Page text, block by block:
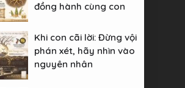
đồng hành cùng con
Khi con cãi lời: Đừng vội
phán xét, hãy nhìn vào
nguyên nhân